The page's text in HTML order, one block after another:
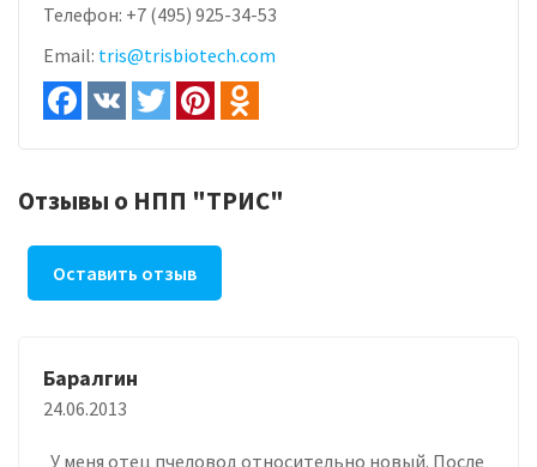
Телефон: +7 (495) 925-34-53
Email: tris@trisbiotech.com
Отзывы о НПП "ТРИС"
Оставить отзыв
Баралгин
24.06.2013
У меня отец пчеловод относительно новый. После